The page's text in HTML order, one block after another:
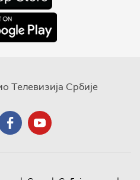
Телевизија Србије